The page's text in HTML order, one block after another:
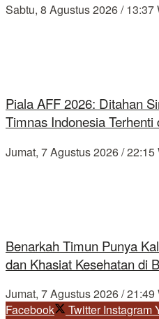
Sabtu, 8 Agustus 2026 / 13:37
Piala AFF 2026: Ditahan
Timnas Indonesia
Jumat, 7 Agustus 2026 / 22:15
Benarkah Timun Punya
dan Khasiat Kesehatan di
Jumat, 7 Agustus 2026 / 21:49
Facebook
Twitter Instagram